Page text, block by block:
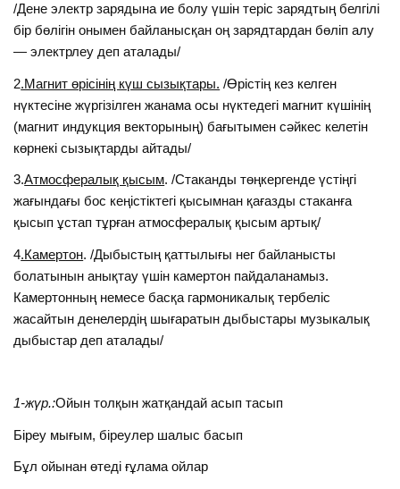
/Дене электр зарядына ие болу үшін теріс зарядтың белгілі
бір бөлігін онымен байланысқан оң зарядтардан бөліп алу
— электрлеу деп аталады/
2.Магнит өрісінің күш сызықтары. /Өрістің кез келген
нүктесіне жүргізілген жанама осы нүктедегі магнит күшінің
(магнит индукция векторының) бағытымен сәйкес келетін
көрнекі сызықтарды айтады/
3.Атмосфералық қысым. /Стаканды төңкергенде үстіңгі
жағындағы бос кеңістіктегі қысымнан қағазды стаканға
қысып ұстап тұрған атмосфералық қысым артық/
4.Камертон. /Дыбыстың қаттылығы нег байланысты
болатынын анықтау үшін камертон пайдаланамыз.
Камертонның немесе басқа гармоникалық тербеліс
жасайтын денелердің шығаратын дыбыстары музыкалық
дыбыстар деп аталады/
1-жүр.:Ойын толқын жатқандай асып тасып
Біреу мығым, біреулер шалыс басып
Бұл ойынан өтеді ғұлама ойлар